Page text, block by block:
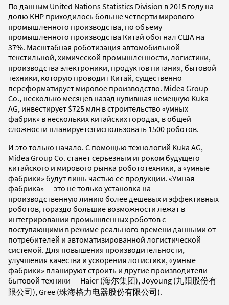
По данным United Nations Statistics Division в 2015 году на
долю КНР приходилось больше четверти мирового
промышленного производства, по объему
промышленного производства Китай обогнал США на
37%. Масштабная роботизация автомобильной
текстильной, химической промышленности, логистики,
производства электроники, продуктов питания, бытовой
техники, которую проводит Китай, существенно
переформатирует мировое производство. Midea Group
Co., несколько месяцев назад купившая немецкую Kuka
AG, инвестирует $725 млн в строительство «умных
фабрик» в нескольких китайских городах, в общей
сложности планируется использовать 1500 роботов.
И это только начало. С помощью технологий Kuka AG,
Midea Group Co. станет серьезным игроком будущего
китайского и мирового рынка робототехники, а «умные
фабрики» будут лишь частью ее продукции. «Умная
фабрика» — это не только установка на
производственную линию более дешевых и эффективных
роботов, гораздо большие возможности лежат в
интегрировании промышленных роботов с
поступающими в режиме реального времени данными от
потребителей и автоматизированной логистической
системой. Для повышения производительности,
улучшения качества и ускорения логистики, «умные
фабрики» планируют строить и другие производители
бытовой техники — Haier (海尔集团), Joyoung (九阳股份有
限公司), Gree (珠海格力电器股份有限公司).